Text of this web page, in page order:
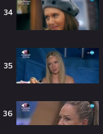
34
35
36